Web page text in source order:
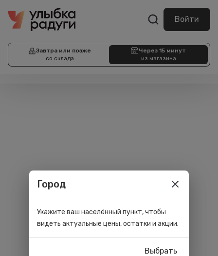
Войти
Завтра или позже
со склада
Через 15 минут
из магазина
Город
Укажите ваш населённый пункт, чтобы
видеть актуальные цены, остатки и акции.
Выбрать